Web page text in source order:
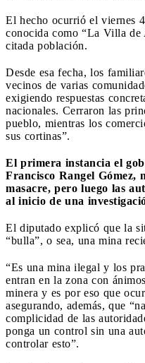
El hecho ocurrió el viernes
conocida como “La Villa de
citada población.
Desde esa fecha, los
vecinos de varias
exigiendo respuestas
nacionales. Cerraron las
pueblo, mientras los
sus cortinas”.
El primera instancia el
Francisco Rangel Gómez,
masacre, pero luego las
al inicio de una
El diputado explicó que la
“bulla”, o sea, una mina
“Es una mina ilegal y los
entran en la zona con
minera y es por eso que
asegurando, además, que
complicidad de las
ponga un control sin una
controlar esto”.